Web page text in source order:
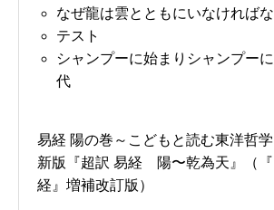
なぜ龍は雲とともにいなければ
テスト
シャンプーに始まりシャンプー
代
易経 陽の巻～こどもと読む東洋哲学
新版『超訳 易経 陽〜乾為天』（
経』増補改訂版）